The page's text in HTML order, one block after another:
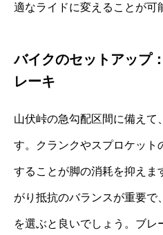
適なライドに変えることが可
バイクのセットアップ
レーキ
山伏峠の急勾配区間に備えて
す。クランクやスプロケット
することが脚の消耗を抑えま
がり抵抗のバランスが重要で
を選ぶと良いでしょう。ブレ